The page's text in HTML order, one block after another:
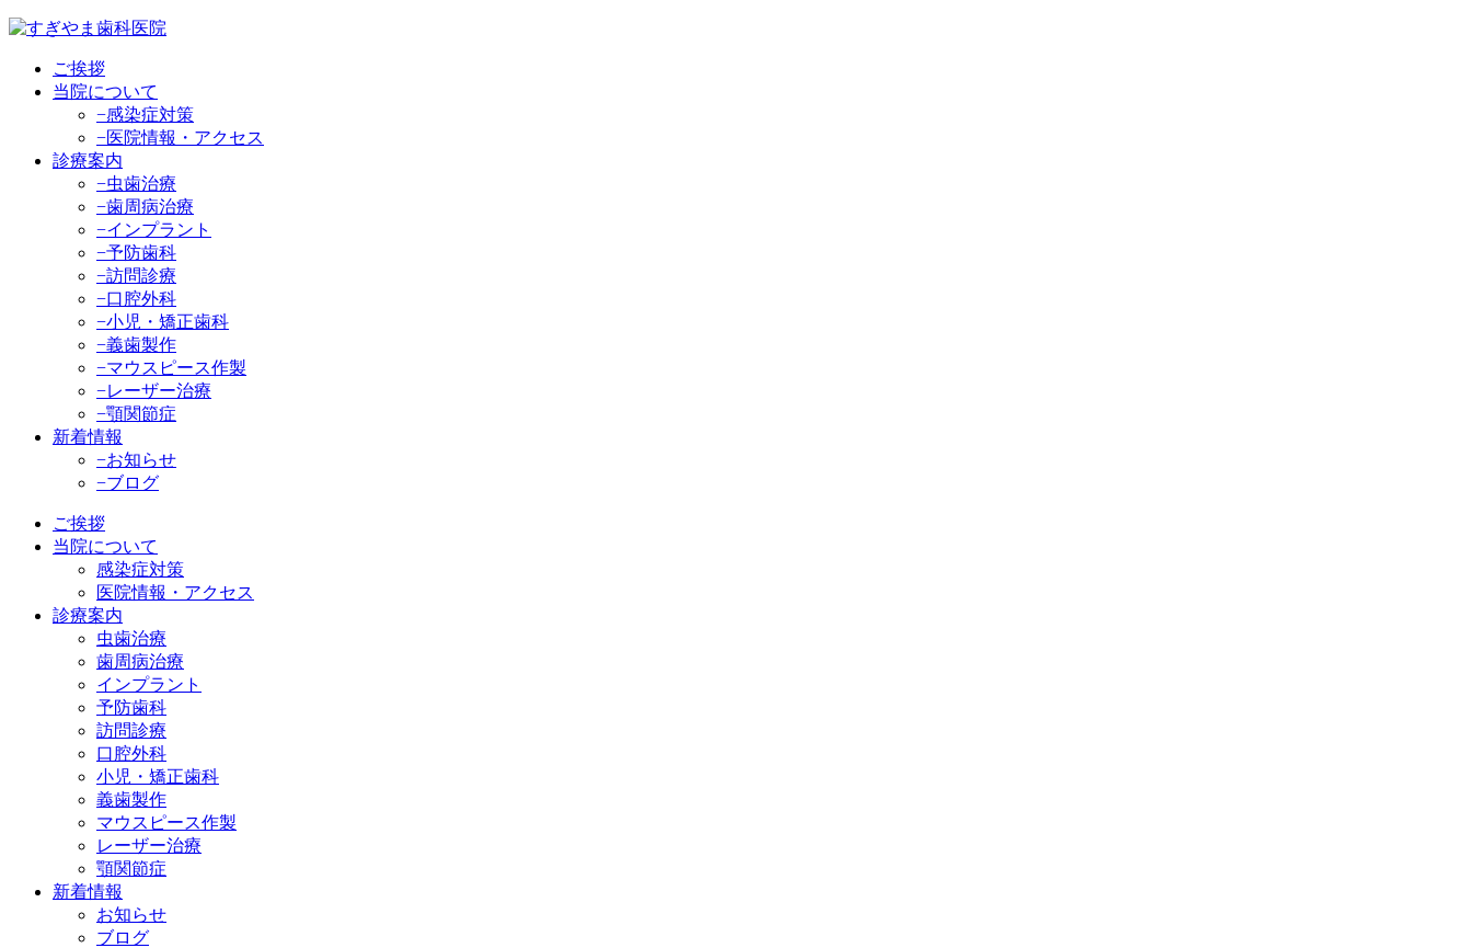
ご挨拶
当院について
−感染症対策
−医院情報・アクセス
診療案内
−虫歯治療
−歯周病治療
−インプラント
−予防歯科
−訪問診療
−口腔外科
−小児・矯正歯科
−義歯製作
−マウスピース作製
−レーザー治療
−顎関節症
新着情報
−お知らせ
−ブログ
ご挨拶
当院について
感染症対策
医院情報・アクセス
診療案内
虫歯治療
歯周病治療
インプラント
予防歯科
訪問診療
口腔外科
小児・矯正歯科
義歯製作
マウスピース作製
レーザー治療
顎関節症
新着情報
お知らせ
ブログ